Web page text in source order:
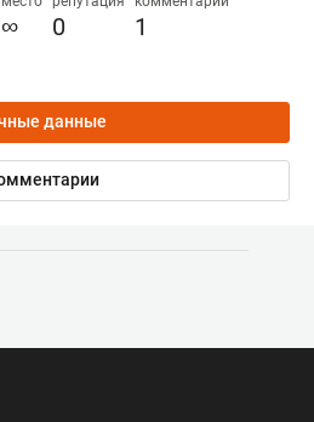
∞ 0 1
данные